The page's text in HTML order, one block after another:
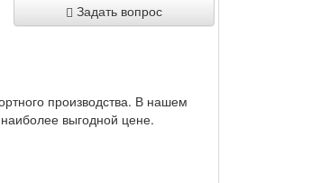
Задать вопрос
производства. В нашем
выгодной цене.